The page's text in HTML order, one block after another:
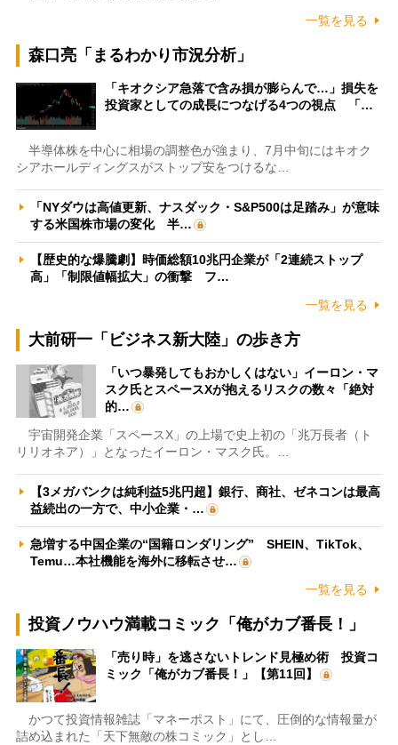
一覧を見る
森口亮「まるわかり市況分析」
「キオクシア急落で含み損が膨らんで…」損失を
投資家としての成長につなげる4つの視点 「…
半導体株を中心に相場の調整色が強まり、7月中旬にはキオク
シアホールディングスがストップ安をつけるな…
「NYダウは高値更新、ナスダック・S&P500は足踏み」が意味
する米国株市場の変化 半…
【歴史的な爆騰劇】時価総額10兆円企業が「2連続ストップ
高」「制限値幅拡大」の衝撃 フ…
一覧を見る
大前研一「ビジネス新大陸」の歩き方
「いつ暴発してもおかしくはない」イーロン・マ
スク氏とスペースXが抱えるリスクの数々「絶対
的…
宇宙開発企業「スペースX」の上場で史上初の「兆万長者（ト
リリオネア）」となったイーロン・マスク氏。…
【3メガバンクは純利益5兆円超】銀行、商社、ゼネコンは最高
益続出の一方で、中小企業・…
急増する中国企業の“国籍ロンダリング” SHEIN、TikTok、
Temu…本社機能を海外に移転させ…
一覧を見る
投資ノウハウ満載コミック「俺がカブ番長！」
「売り時」を逃さないトレンド見極め術 投資コ
ミック「俺がカブ番長！」【第11回】
かつて投資情報雑誌「マネーポスト」にて、圧倒的な情報量が
詰め込まれた「天下無敵の株コミック」とし…